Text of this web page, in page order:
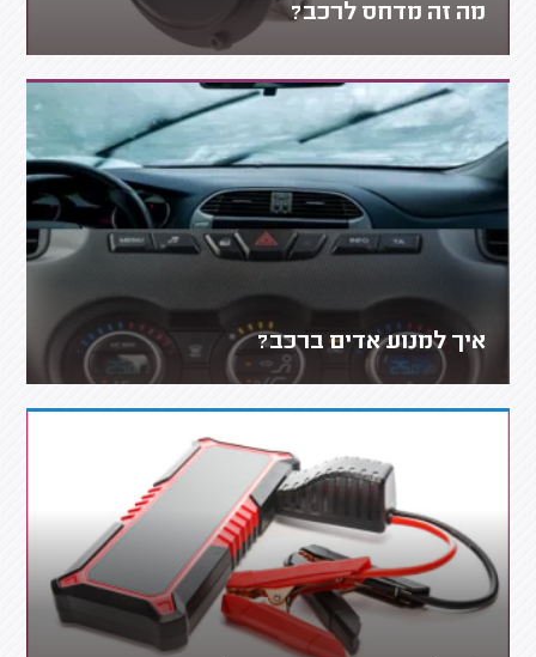
מה זה מדחס לרכב?
איך למנוע אדים ברכב?